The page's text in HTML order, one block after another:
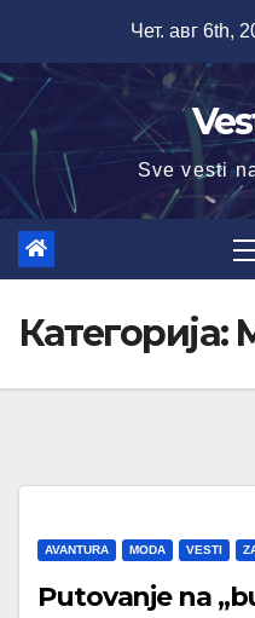
content
Чет. авг 6th,
Sve vesti
Категорија:
AVANTURA MODA VESTI
Putovanje na